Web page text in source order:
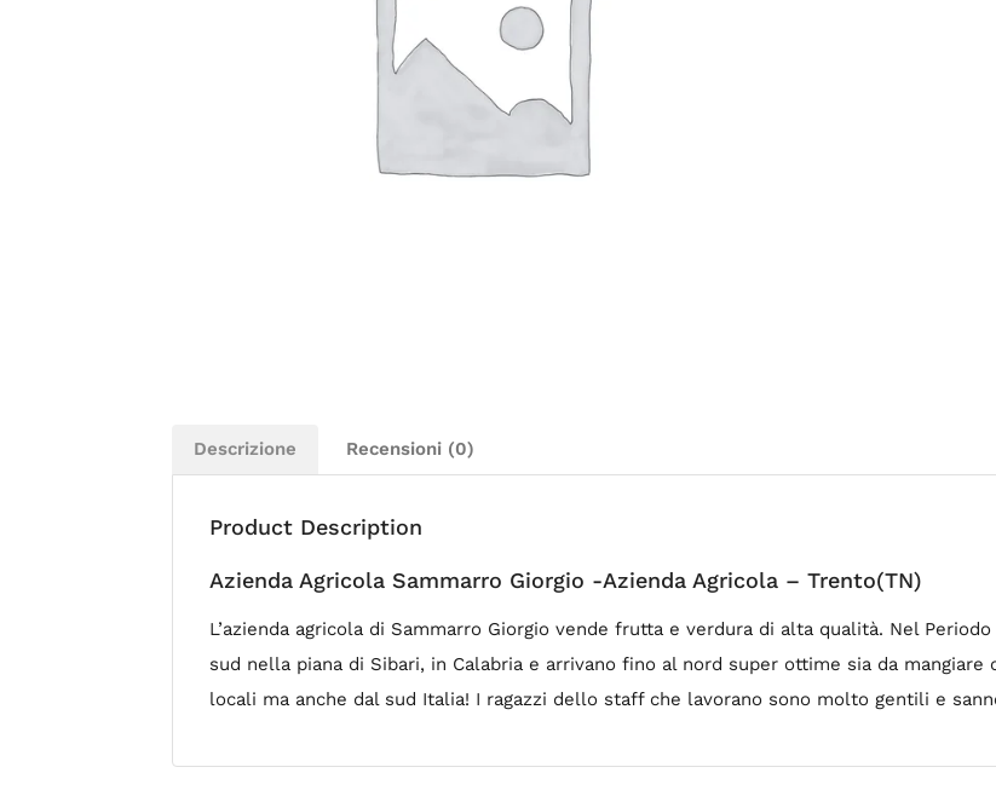
Descrizione Recensioni (0)
Product Description
Azienda Agricola Sammarro Giorgio -Azienda Agricola – Trento(TN)
L’azienda agricola di Sammarro Giorgio vende frutta e verdura di alta qualità. Nel
sud nella piana di Sibari, in Calabria e arrivano fino al nord super ottime sia da
locali ma anche dal sud Italia! I ragazzi dello staff che lavorano sono molto gentili e